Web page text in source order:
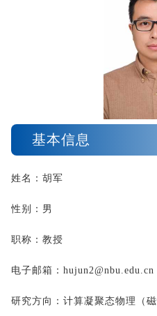
基本信息
姓名：胡军
性别：男
职称：教授
电子邮箱： hujun2@nbu.edu.cn
研究方向：计算凝聚态物理（